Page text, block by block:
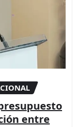
entre